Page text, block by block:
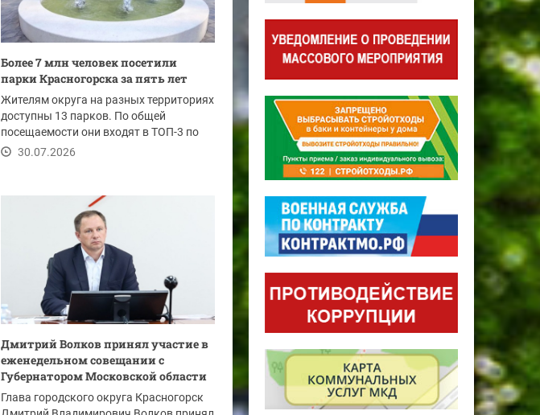
Более 7 млн человек посетили
парки Красногорска за пять лет
Жителям округа на разных территориях
доступны 13 парков. По общей
посещаемости они входят в ТОП-3 по
Подмосковью.
30.07.2026
Дмитрий Волков принял участие в
еженедельном совещании с
Губернатором Московской области
Глава городского округа Красногорск